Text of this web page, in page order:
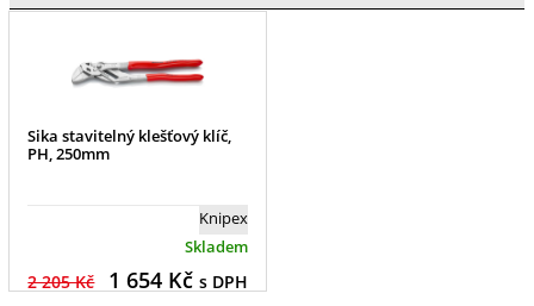
Sika stavitelný klešťový klíč,
PH, 250mm
Knipex
Skladem
2 205 Kč 1 654Kč s DPH